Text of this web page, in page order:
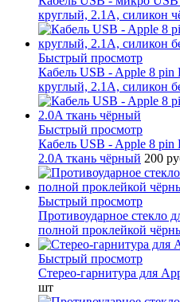
круглый, 2.1A, силикон
Быстрый просмотр
Кабель USB - Apple 8
круглый, 2.1A, силикон
Быстрый просмотр
Кабель USB - Apple 8 pin
2.0A ткань чёрный 200
Быстрый просмотр
Противоударное стекло
полной проклейкой
Быстрый просмотр
Стерео-гарнитура для
шт